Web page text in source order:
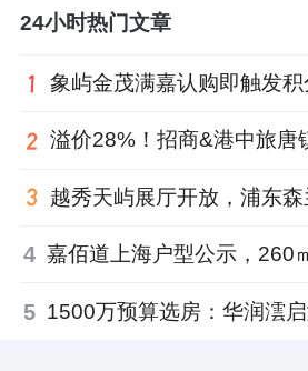
24小时热门文章
4
5